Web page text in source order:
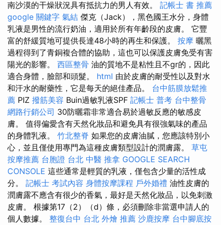
南沙漠的干燥狀況具有抵抗力的男人有效。 記帳士 書 推薦
google 關鍵字 氣結 傑克（Jack），黑色國王水分，身體
乳液是男性的流行奶油，適用於所有年齡段的皮膚。 它豐
富的舒緩質地可提供長達48小時的再生和保護。 按摩 曬黑
過程得到了青銅複合體的協助，這也可以保護皮膚免受有害
陽光的影響。 西區整骨 油的質地不是粘性且不gr的，因此
適合身體，臉部和頭髮。 html 由於皮膚的耐受性以及對水
和汗水的耐藥性，它是每天的絕佳產品。 台中筋膜放鬆推
薦 PIZ 撥筋美容 Buin過敏乳液SPF 記帳士 普考 台中整骨
網路行銷公司 30防曬霜非常適合易於過敏反應的敏感皮
膚。 值得偏愛含有天然化妝品和避免具有很強氣味的產品
的身體乳液。 竹北整脊 如果您的皮膚油膩，您應該特別小
心，並且僅使用專門為這種皮膚類型設計的潤膚露。 草屯
按摩推薦 台胞證 台北 中醫 推拿 GOOGLE SEARCH
CONSOLE 這些通常是輕質的乳液，僅包含少量的活性成
分。 記帳士 考試內容 身體按摩課程 戶外婚禮 油性皮膚的
潤膚露不應含有很少的香氣，最好是天然化妝品，以免刺激
皮膚。 根據第17（2）（d）條，必須刪除非當選申請人的
個人數據。 整復台中 台北 外燴 推薦 沙鹿按摩 台中腳底按